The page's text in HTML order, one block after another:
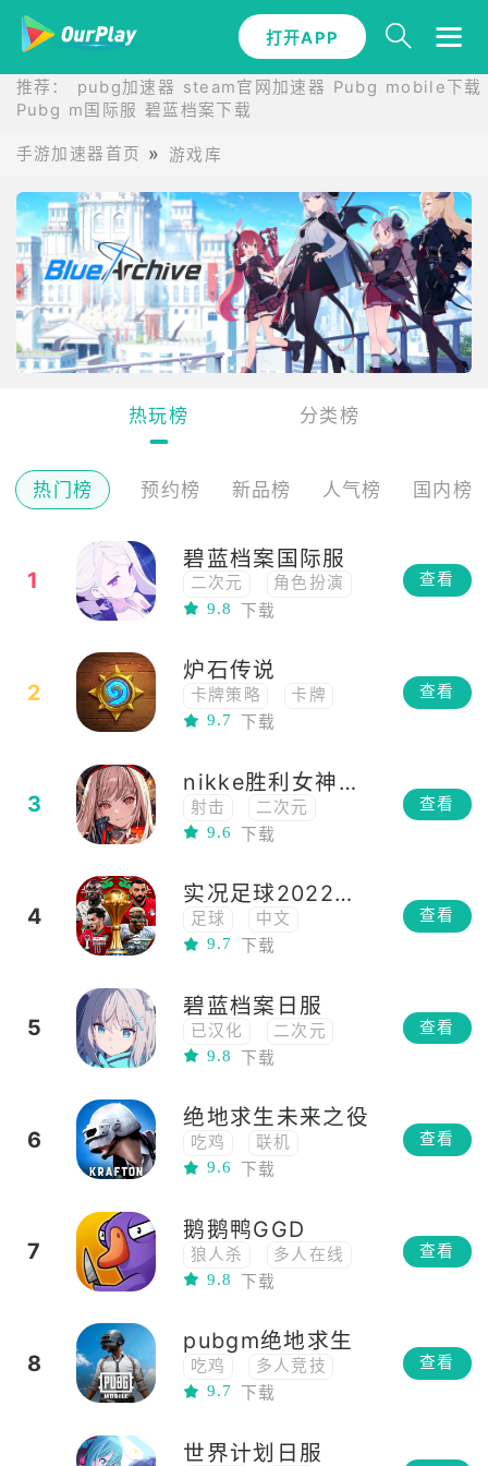
打开APP
推荐： pubg加速器 steam官网加速器 Pubg mobile下载
Pubg m国际服 碧蓝档案下载
手游加速器首页 游戏库
热玩榜 分类榜
热门榜 预约榜 新品榜 人气榜 国内榜
1
碧蓝档案国际服
二次元
角色扮演
中文
动漫
多人竞技
9.8 下载
查看
2
炉石传说
卡牌策略
卡牌
休闲
中文
联机
高画质
多人
回合制
3D
竞技
9.7 下载
查看
3
nikke胜利女神国际服
射击
二次元
动漫
高画质
单人
9.6 下载
查看
4
实况足球2022手游
足球
中文
联机
多人在线
高画质
多人
体育
支持手柄
PVP
多人竞技
9.7 下载
查看
5
碧蓝档案日服
已汉化
二次元
日系
动漫
多人竞技
9.8 下载
查看
6
绝地求生未来之役
吃鸡
联机
中文
动作
竞技
多人竞技
9.6 下载
查看
7
鹅鹅鸭GGD
狼人杀
多人在线
休闲
中文
9.8 下载
查看
8
pubgm绝地求生
吃鸡
多人竞技
联网
策略
多人在线
生存
9.7 下载
查看
世界计划日服